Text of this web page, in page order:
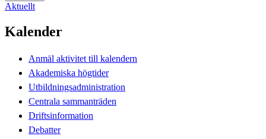
Aktuellt
Kalender
Anmäl aktivitet till kalendern
Akademiska högtider
Utbildningsadministration
Centrala sammanträden
Driftsinformation
Debatter